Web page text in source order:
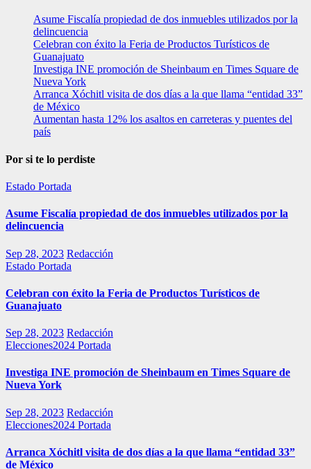
Asume Fiscalía propiedad de dos inmuebles utilizados por la
delincuencia
Celebran con éxito la Feria de Productos Turísticos de
Guanajuato
Investiga INE promoción de Sheinbaum en Times Square de
Nueva York
Arranca Xóchitl visita de dos días a la que llama “entidad 33”
de México
Aumentan hasta 12% los asaltos en carreteras y puentes del
país
Por si te lo perdiste
Estado Portada
Asume Fiscalía propiedad de dos inmuebles utilizados por la
delincuencia
Sep 28, 2023 Redacción
Estado Portada
Celebran con éxito la Feria de Productos Turísticos de
Guanajuato
Sep 28, 2023 Redacción
Elecciones2024 Portada
Investiga INE promoción de Sheinbaum en Times Square de
Nueva York
Sep 28, 2023 Redacción
Elecciones2024 Portada
Arranca Xóchitl visita de dos días a la que llama “entidad 33”
de México